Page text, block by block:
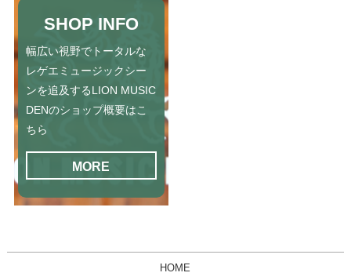
SHOP INFO
幅広い視野でトータルな
レゲエミュージックシー
ンを追及するLION MUSIC
DENのショップ概要はこ
ちら
MORE
HOME